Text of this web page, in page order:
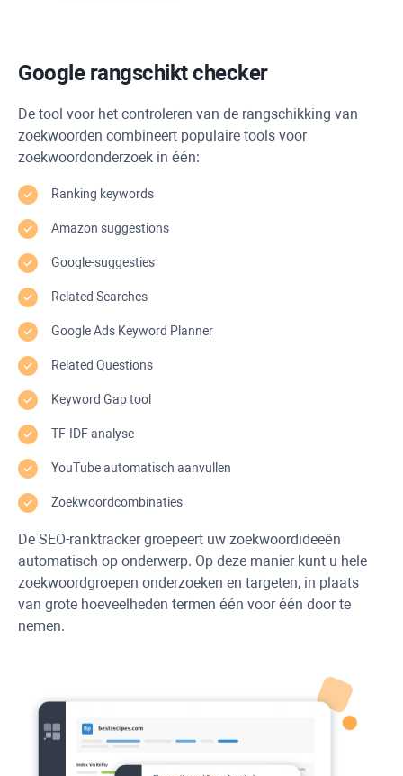
Google rangschikt checker
De tool voor het controleren van de rangschikking van
zoekwoorden combineert populaire tools voor
zoekwoordonderzoek in één:
Ranking keywords
Amazon suggestions
Google-suggesties
Related Searches
Google Ads Keyword Planner
Related Questions
Keyword Gaptool
TF-IDFanalyse
YouTubeautomatisch aanvullen
Zoekwoordcombinaties
De SEO-ranktracker groepeert uw zoekwoordideeën
automatisch op onderwerp. Op deze manier kunt u hele
zoekwoordgroepen onderzoeken en targeten, in plaats
van grote hoeveelheden termen één voor één door te
nemen.